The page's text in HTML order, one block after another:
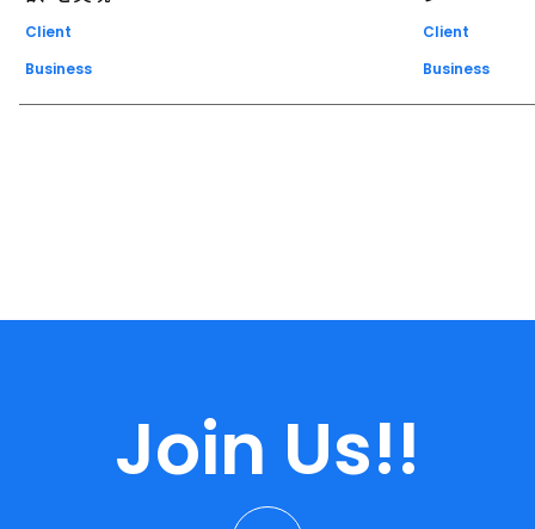
Client
Business
Client
Business
Join Us!!